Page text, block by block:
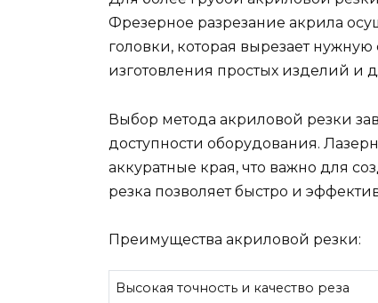
Фрезерное разрезание акрила
головки, которая вырезает
изготовления простых изделий и
Выбор метода акриловой резки
доступности оборудования.
аккуратные края, что важно для
резка позволяет быстро и
Преимущества акриловой резки:
Высокая точность и качество реза